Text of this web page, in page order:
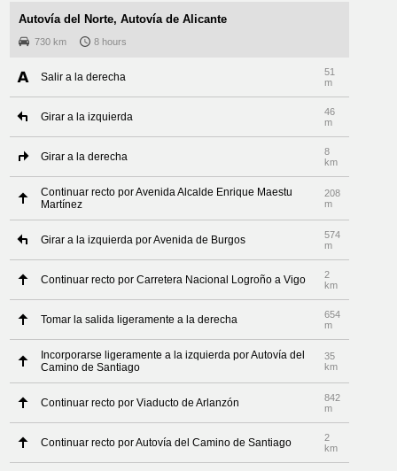
Autovía del Norte, Autovía de Alicante
730 km 8 hours
Salir a la derecha
51
m
Girar a la izquierda
46
m
Girar a la derecha
8
km
Continuar recto por Avenida Alcalde Enrique Maestu
Martínez
208
m
Girar a la izquierda por Avenida de Burgos
574
m
Continuar recto por Carretera Nacional Logroño a Vigo
2
km
Tomar la salida ligeramente a la derecha
654
m
Incorporarse ligeramente a la izquierda por Autovía del
Camino de Santiago
35
km
Continuar recto por Viaducto de Arlanzón
842
m
Continuar recto por Autovía del Camino de Santiago
2
km